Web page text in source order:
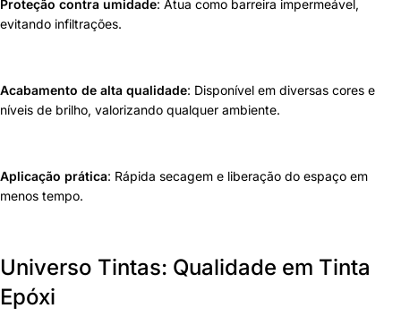
Proteção contra umidade: Atua como barreira impermeável,
evitando infiltrações.
Acabamento de alta qualidade: Disponível em diversas cores e
níveis de brilho, valorizando qualquer ambiente.
Aplicação prática: Rápida secagem e liberação do espaço em
menos tempo.
Universo Tintas: Qualidade em Tinta
Epóxi